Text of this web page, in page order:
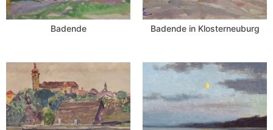
Badende Badende in Klosterneuburg